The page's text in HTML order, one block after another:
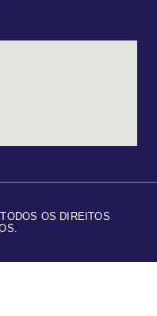
OS DIREITOS